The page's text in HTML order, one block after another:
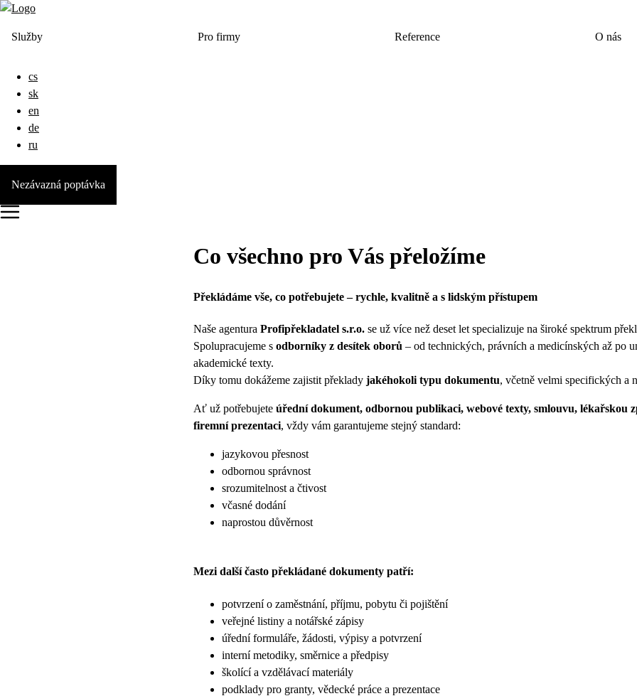
Služby Pro firmy Reference O nás
cs
sk
en
de
ru
Nezávazná poptávka
Co všechno pro Vás přeložíme
Překládáme vše, co potřebujete – rychle, kvalitně a s lidským přístupem
Naše agentura Profipřekladatel s.r.o. se už více než deset let specializuje na široké spektrum
Spolupracujeme s odborníky z desítek oborů – od technických, právních a medicínských až po
akademické texty.
Díky tomu dokážeme zajistit překlady jakéhokoli typu dokumentu, včetně velmi specifických a
Ať už potřebujete úřední dokument, odbornou publikaci, webové texty, smlouvu, lékařskou
firemní prezentaci, vždy vám garantujeme stejný standard:
jazykovou přesnost
odbornou správnost
srozumitelnost a čtivost
včasné dodání
naprostou důvěrnost
Mezi další často překládané dokumenty patří:
potvrzení o zaměstnání, příjmu, pobytu či pojištění
veřejné listiny a notářské zápisy
úřední formuláře, žádosti, výpisy a potvrzení
interní metodiky, směrnice a předpisy
školící a vzdělávací materiály
podklady pro granty, vědecké práce a prezentace